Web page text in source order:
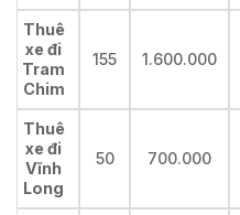
Thuê
xe đi
Tram
Chim
155 1.600.000
Thuê
xe đi
Vĩnh
Long
50 700.000